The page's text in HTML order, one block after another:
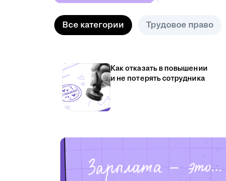
Все категории Трудовое право
Как отказать в повышении
и не потерять сотрудника